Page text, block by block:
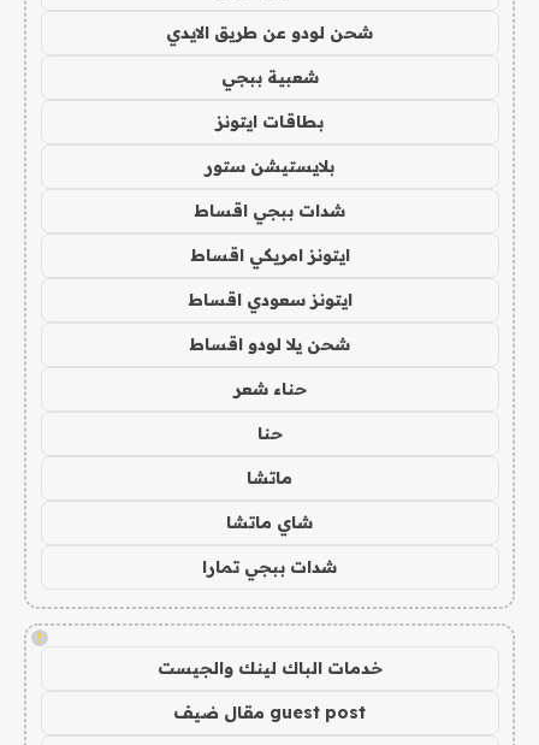
شحن لودو عن طريق الايدي
شعبية ببجي
بطاقات ايتونز
بلايستيشن ستور
شدات ببجي اقساط
ايتونز امريكي اقساط
ايتونز سعودي اقساط
شحن يلا لودو اقساط
حناء شعر
حنا
ماتشا
شاي ماتشا
شدات ببجي تمارا
!
خدمات الباك لينك والجيست
guest post مقال ضيف